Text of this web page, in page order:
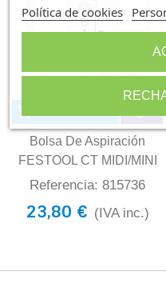
Bolsa De Aspiración
FESTOOL CT MIDI/MINI
Referencia: 815736
23,80 € (IVA inc.)
Política de cookies